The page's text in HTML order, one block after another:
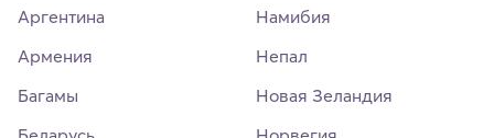
Аргентина
Армения
Багамы
Намибия
Непал
Новая Зеландия